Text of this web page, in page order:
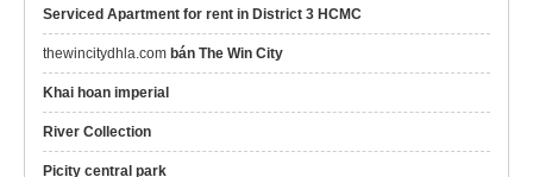
Serviced Apartment for rent in District 3 HCMC
thewincitydhla.com bán The Win City
Khai hoan imperial
River Collection
Picity central park